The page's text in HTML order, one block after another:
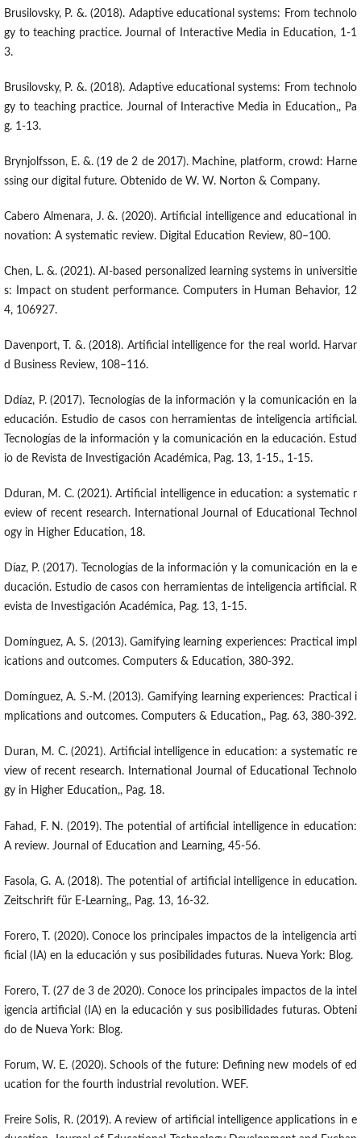
Brusilovsky, P. &. (2018). Adaptive educational systems: From technolo
gy to teaching practice. Journal of Interactive Media in Education, 1-1
3.
Brusilovsky, P. &. (2018). Adaptive educational systems: From technolo
gy to teaching practice. Journal of Interactive Media in Education,, Pa
g. 1-13.
Brynjolfsson, E. &. (19 de 2 de 2017). Machine, platform, crowd: Harne
ssing our digital future. Obtenido de W. W. Norton & Company.
Cabero Almenara, J. &. (2020). Artificial intelligence and educational in
novation: A systematic review. Digital Education Review, 80–100.
Chen, L. &. (2021). AI-based personalized learning systems in universitie
s: Impact on student performance. Computers in Human Behavior, 12
4, 106927.
Davenport, T. &. (2018). Artificial intelligence for the real world. Harvar
d Business Review, 108–116.
Ddíaz, P. (2017). Tecnologías de la información y la comunicación en la
educación. Estudio de casos con herramientas de inteligencia artificial.
Tecnologías de la información y la comunicación en la educación. Estud
io de Revista de Investigación Académica, Pag. 13, 1-15., 1-15.
Dduran, M. C. (2021). Artificial intelligence in education: a systematic r
eview of recent research. International Journal of Educational Technol
ogy in Higher Education, 18.
Díaz, P. (2017). Tecnologías de la información y la comunicación en la e
ducación. Estudio de casos con herramientas de inteligencia artificial. R
evista de Investigación Académica, Pag. 13, 1-15.
Domínguez, A. S. (2013). Gamifying learning experiences: Practical impl
ications and outcomes. Computers & Education, 380-392.
Domínguez, A. S.-M. (2013). Gamifying learning experiences: Practical i
mplications and outcomes. Computers & Education,, Pag. 63, 380-392.
Duran, M. C. (2021). Artificial intelligence in education: a systematic re
view of recent research. International Journal of Educational Technolo
gy in Higher Education,, Pag. 18.
Fahad, F. N. (2019). The potential of artificial intelligence in education:
A review. Journal of Education and Learning, 45-56.
Fasola, G. A. (2018). The potential of artificial intelligence in education.
Zeitschrift für E-Learning,, Pag. 13, 16-32.
Forero, T. (2020). Conoce los principales impactos de la inteligencia arti
ficial (IA) en la educación y sus posibilidades futuras. Nueva York: Blog.
Forero, T. (27 de 3 de 2020). Conoce los principales impactos de la intel
igencia artificial (IA) en la educación y sus posibilidades futuras. Obteni
do de Nueva York: Blog.
Forum, W. E. (2020). Schools of the future: Defining new models of ed
ucation for the fourth industrial revolution. WEF.
Freire Solis, R. (2019). A review of artificial intelligence applications in e